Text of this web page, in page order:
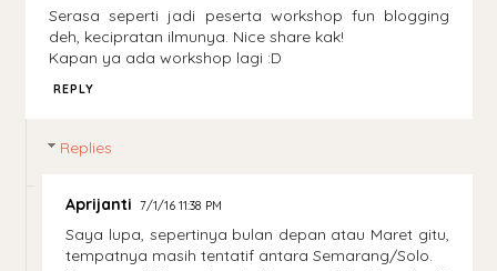
Serasa seperti jadi peserta workshop fun blogging
deh, kecipratan ilmunya. Nice share kak!
Kapan ya ada workshop lagi :D
REPLY
Replies
Aprijanti 7/1/16 11:38 PM
Saya lupa, sepertinya bulan depan atau Maret gitu,
tempatnya masih tentatif antara Semarang/Solo.